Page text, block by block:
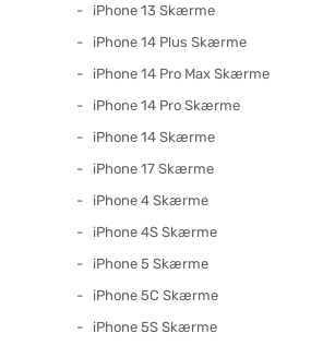
iPhone 13 Skærme
iPhone 14 Plus Skærme
iPhone 14 Pro Max Skærme
iPhone 14 Pro Skærme
iPhone 14 Skærme
iPhone 17 Skærme
iPhone 4 Skærme
iPhone 4S Skærme
iPhone 5 Skærme
iPhone 5C Skærme
iPhone 5S Skærme